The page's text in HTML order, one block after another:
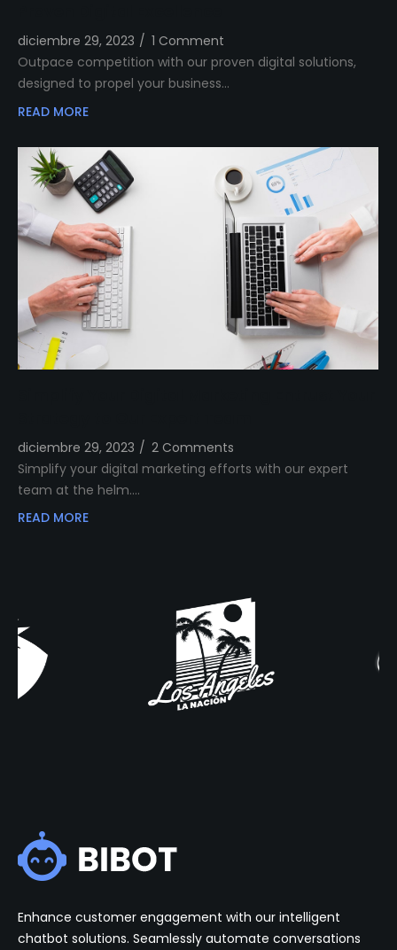
diciembre 29, 2023 / 1 Comment
Outpace competition with our proven digital solutions,
designed to propel your business…
READ MORE
diciembre 29, 2023 / 2 Comments
Simplify your digital marketing efforts with our expert
team at the helm.…
READ MORE
Enhance customer engagement with our intelligent
chatbot solutions. Seamlessly automate conversations